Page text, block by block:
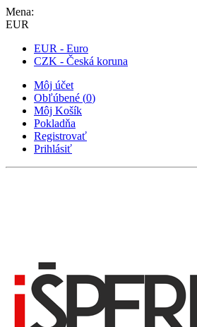
Mena:
EUR
EUR - Euro
CZK - Česká koruna
Môj účet
Obľúbené (0)
Môj Košík
Pokladňa
Registrovať
Prihlásiť